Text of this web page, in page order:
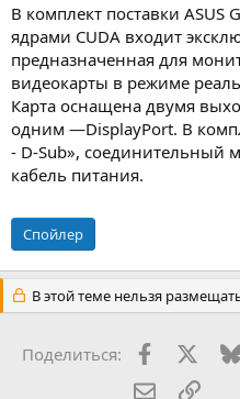
В комплект поставки ASUS
ядрами CUDA входит
предназначенная для
видеокарты в режиме
Карта оснащена двумя
одним —DisplayPort. В
- D-Sub», соединительный
кабель питания.
Спойлер
В этой теме нельзя
Поделиться: Facebook
X